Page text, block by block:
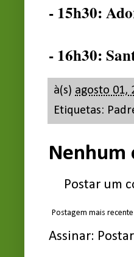
- 15h30:
- 16h30:
à(s) agosto 01,
Etiquetas:
Nenhum
Postar um
Postagem mais recente
Assinar: